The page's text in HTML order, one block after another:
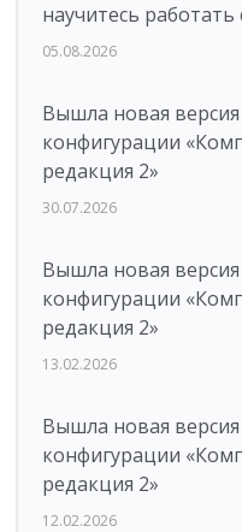
научитесь
05.08.2026
Вышла новая версия
конфигурации
редакция 2»
30.07.2026
Вышла новая
конфигурации
редакция 2»
13.02.2026
Вышла новая
конфигурации
редакция 2»
12.02.2026